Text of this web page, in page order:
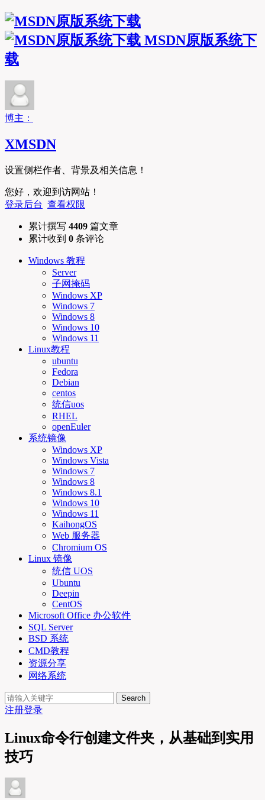
MSDN原版系统下
载
博主：
XMSDN
设置侧栏作者、背景及相关信息！
您好，欢迎到访网站！
登录后台 查看权限
累计撰写 4409 篇文章
累计收到 0 条评论
Windows 教程
Server
子网掩码
Windows XP
Windows 7
Windows 8
Windows 10
Windows 11
Linux教程
ubuntu
Fedora
Debian
centos
统信uos
RHEL
openEuler
系统镜像
Windows XP
Windows Vista
Windows 7
Windows 8
Windows 8.1
Windows 10
Windows 11
KaihongOS
Web 服务器
Chromium OS
Linux 镜像
统信 UOS
Ubuntu
Deepin
CentOS
Microsoft Office 办公软件
SQL Server
BSD 系统
CMD教程
资源分享
网络系统
Search
注册登录
Linux命令行创建文件夹，从基础到实用
技巧